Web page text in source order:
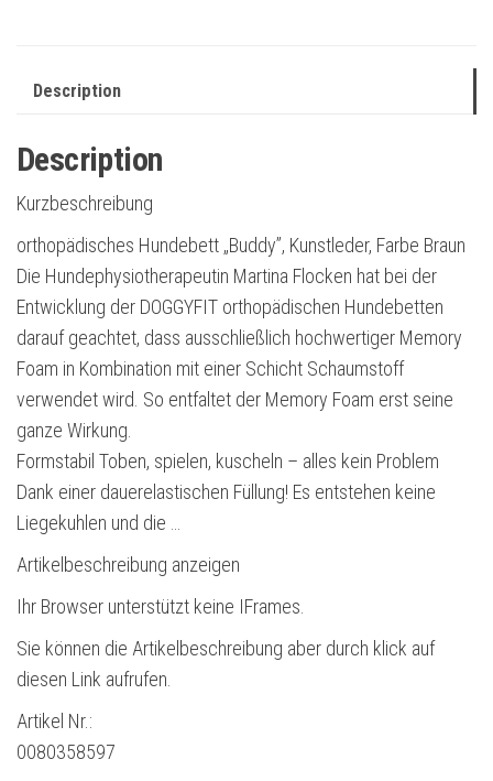
Description
Description
Kurzbeschreibung
orthopädisches Hundebett „Buddy”, Kunstleder, Farbe Braun
Die Hundephysiotherapeutin Martina Flocken hat bei der
Entwicklung der DOGGYFIT orthopädischen Hundebetten
darauf geachtet, dass ausschließlich hochwertiger Memory
Foam in Kombination mit einer Schicht Schaumstoff
verwendet wird. So entfaltet der Memory Foam erst seine
ganze Wirkung.
Formstabil Toben, spielen, kuscheln – alles kein Problem
Dank einer dauerelastischen Füllung! Es entstehen keine
Liegekuhlen und die …
Artikelbeschreibung anzeigen
Ihr Browser unterstützt keine IFrames.
Sie können die Artikelbeschreibung aber durch klick auf
diesen Link aufrufen.
Artikel Nr.:
0080358597